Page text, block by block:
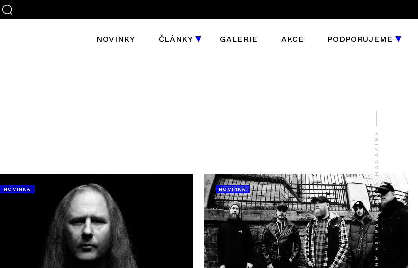
NOVINKY ČLÁNKY GALERIE AKCE PODPORUJEME
NOVINKA NOVINKA